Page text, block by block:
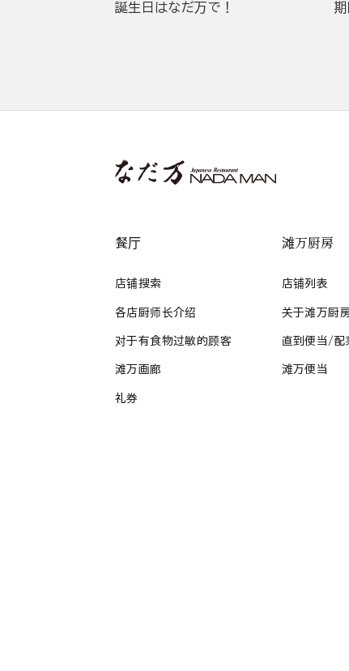
誕生日はなだ万で！
餐厅
店铺搜索
各店厨师长介绍
对于有食物过敏的顾客
滩万画廊
礼券
滩万厨房
店铺列表
关于滩万厨
直到便当/配
滩万便当